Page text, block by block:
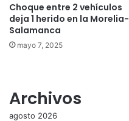
Choque entre 2 vehículos
deja 1 herido en la Morelia-
Salamanca
mayo 7, 2025
Archivos
agosto 2026